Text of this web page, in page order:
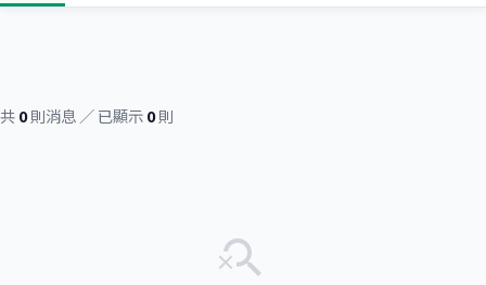
共0則消息 ／ 已顯示0則
search_off